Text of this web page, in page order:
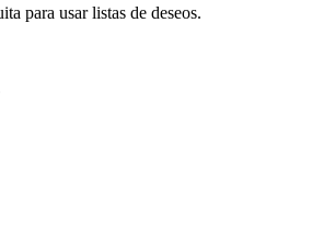
para usar listas de deseos.